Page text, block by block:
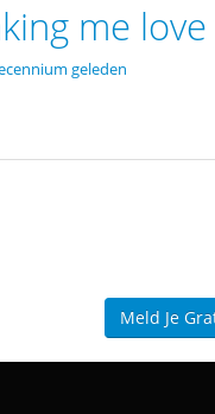
me
geleden
Meld Je